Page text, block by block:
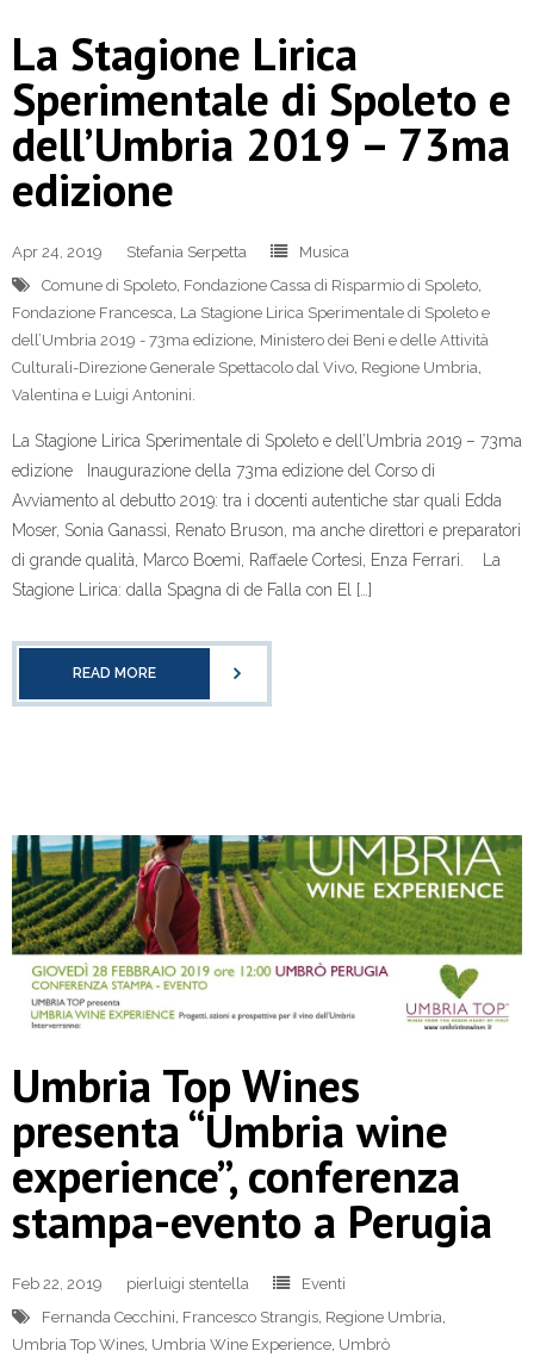
La Stagione Lirica
Sperimentale di Spoleto e
dell’Umbria 2019 – 73ma
edizione
Apr 24, 2019 Stefania Serpetta
Musica
Comune di Spoleto, Fondazione Cassa di Risparmio di Spoleto,
Fondazione Francesca, La Stagione Lirica Sperimentale di Spoleto e
dell’Umbria 2019 - 73ma edizione, Ministero dei Beni e delle Attività
Culturali-Direzione Generale Spettacolo dal Vivo, Regione Umbria,
Valentina e Luigi Antonini.
La Stagione Lirica Sperimentale di Spoleto e dell’Umbria 2019 – 73ma
edizione Inaugurazione della 73ma edizione del Corso di
Avviamento al debutto 2019: tra i docenti autentiche star quali Edda
Moser, Sonia Ganassi, Renato Bruson, ma anche direttori e preparatori
di grande qualità, Marco Boemi, Raffaele Cortesi, Enza Ferrari. La
Stagione Lirica: dalla Spagna di de Falla con El […]
READ MORE
Umbria Top Wines
presenta “Umbria wine
experience”, conferenza
stampa-evento a Perugia
Feb 22, 2019 pierluigi stentella
Eventi
Fernanda Cecchini Francesco Strangis Regione Umbria
Umbria Top Wines Umbria Wine Experience Umbrò